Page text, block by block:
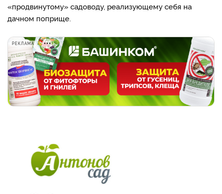
«продвинутому» садоводу, реализующему себя на
дачном поприще.
РЕКЛАМА